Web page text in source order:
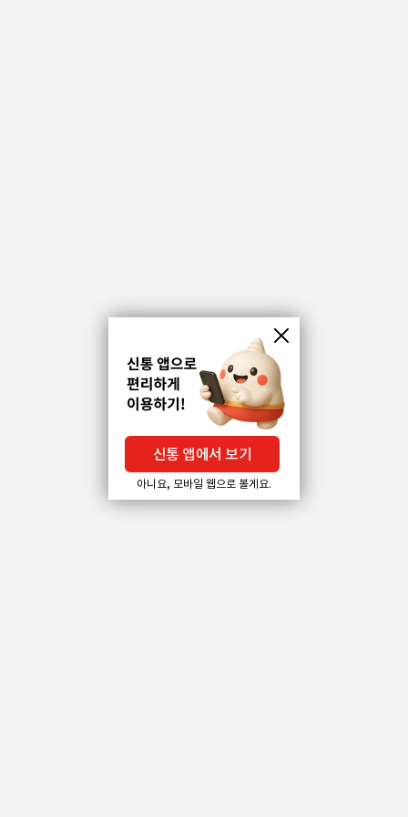
신통 앱에서 보기
아니요, 모바일 웹으로 볼게요.